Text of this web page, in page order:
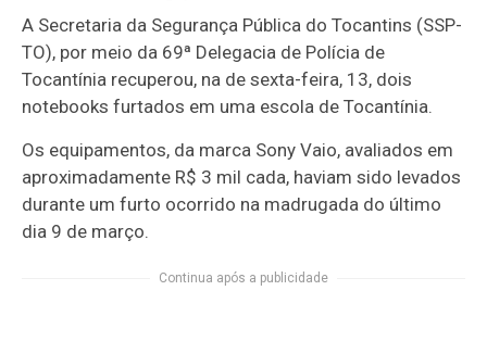
A Secretaria da Segurança Pública do Tocantins (SSP-
TO), por meio da 69ª Delegacia de Polícia de
Tocantínia recuperou, na de sexta-feira, 13, dois
notebooks furtados em uma escola de Tocantínia.
Os equipamentos, da marca Sony Vaio, avaliados em
aproximadamente R$ 3 mil cada, haviam sido levados
durante um furto ocorrido na madrugada do último
dia 9 de março.
Continua após a publicidade